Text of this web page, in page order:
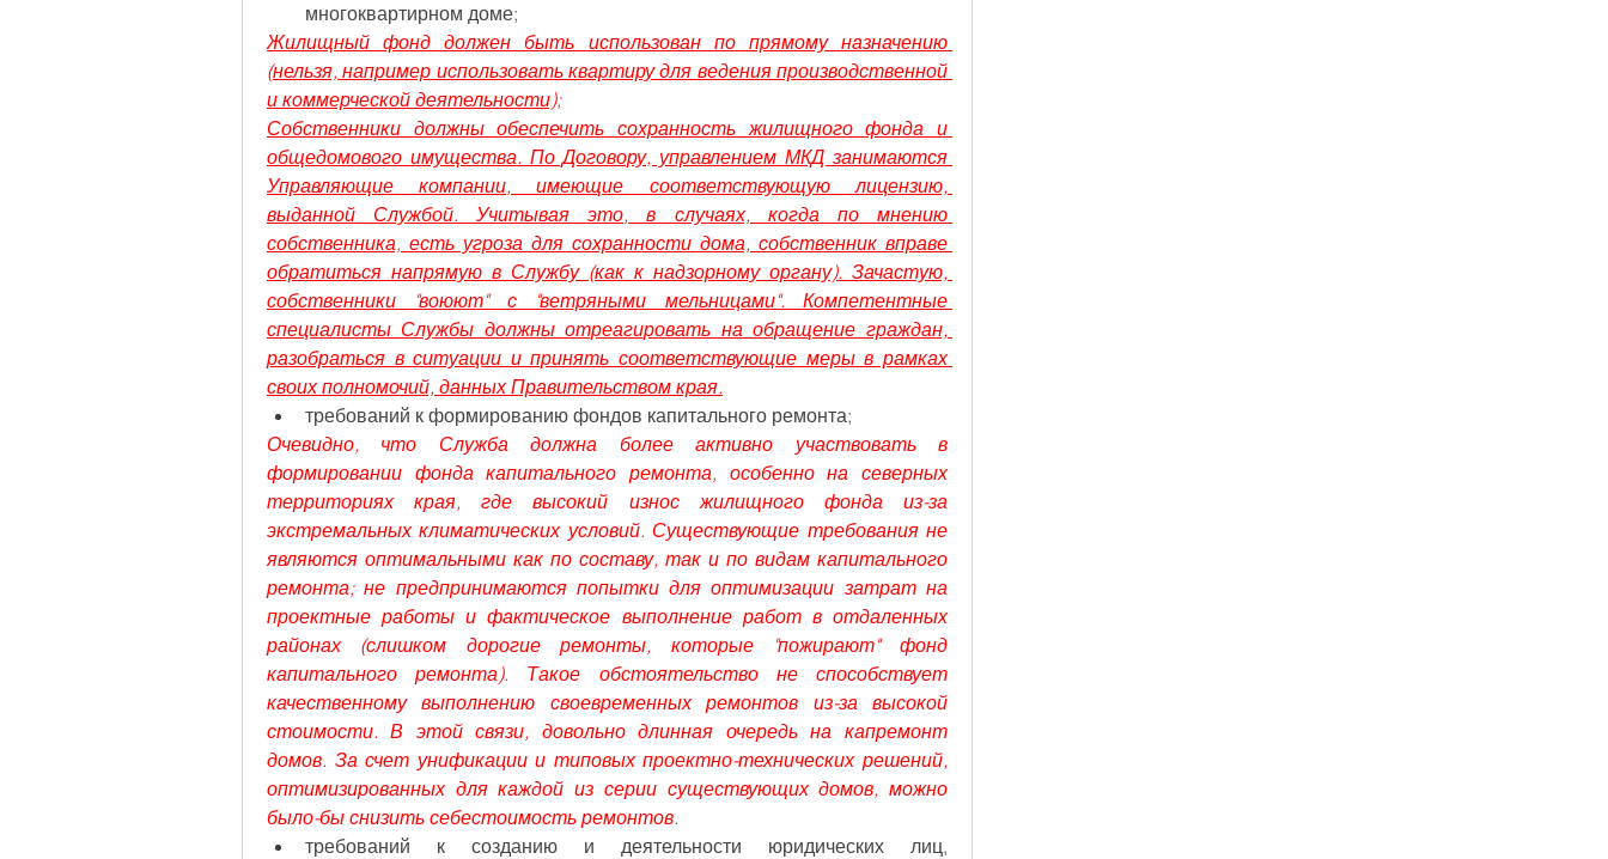
многоквартирном доме;
Жилищный фонд должен быть использован по прямому назначению
(нельзя, например использовать квартиру для ведения производственной
и коммерческой деятельности);
Собственники должны обеспечить сохранность жилищного фонда и
общедомового имущества. По Договору, управлением МКД занимаются
Управляющие компании, имеющие соответствующую лицензию,
выданной Службой. Учитывая это, в случаях, когда по мнению
собственника, есть угроза для сохранности дома, собственник вправе
обратиться напрямую в Службу (как к надзорному органу). Зачастую,
собственники "воюют" с "ветряными мельницами". Компетентные
специалисты Службы должны отреагировать на обращение граждан,
разобраться в ситуации и принять соответствующие меры в рамках
своих полномочий, данных Правительством края.
требований к формированию фондов капитального ремонта;
Очевидно, что Служба должна более активно участвовать в
формировании фонда капитального ремонта, особенно на северных
территориях края, где высокий износ жилищного фонда из-за
экстремальных климатических условий. Существующие требования не
являются оптимальными как по составу, так и по видам капитального
ремонта; не предпринимаются попытки для оптимизации затрат на
проектные работы и фактическое выполнение работ в отдаленных
районах (слишком дорогие ремонты, которые "пожирают" фонд
капитального ремонта). Такое обстоятельство не способствует
качественному выполнению своевременных ремонтов из-за высокой
стоимости. В этой связи, довольно длинная очередь на капремонт
домов. За счет унификации и типовых проектно-технических решений,
оптимизированных для каждой из серии существующих домов, можно
было-бы снизить себестоимость ремонтов.
требований к созданию и деятельности юридических лиц,